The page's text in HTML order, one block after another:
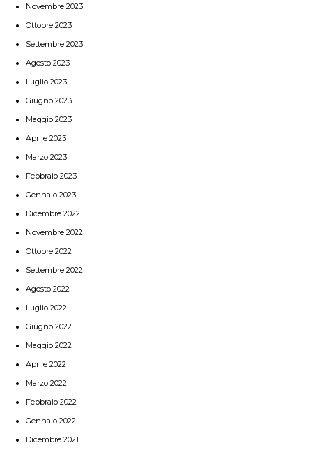
Novembre 2023
Ottobre 2023
Settembre 2023
Agosto 2023
Luglio 2023
Giugno 2023
Maggio 2023
Aprile 2023
Marzo 2023
Febbraio 2023
Gennaio 2023
Dicembre 2022
Novembre 2022
Ottobre 2022
Settembre 2022
Agosto 2022
Luglio 2022
Giugno 2022
Maggio 2022
Aprile 2022
Marzo 2022
Febbraio 2022
Gennaio 2022
Dicembre 2021